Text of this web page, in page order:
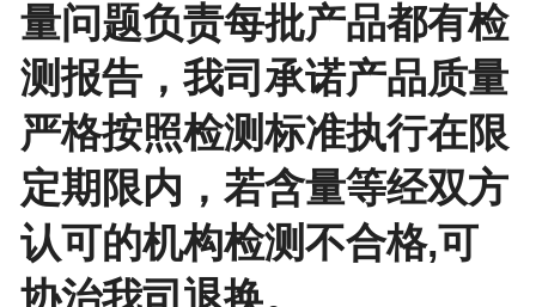
量问题负责每批产品都有检
测报告，我司承诺产品质量
严格按照检测标准执行在限
定期限内，若含量等经双方
认可的机构检测不合格,可
协治我司退换。